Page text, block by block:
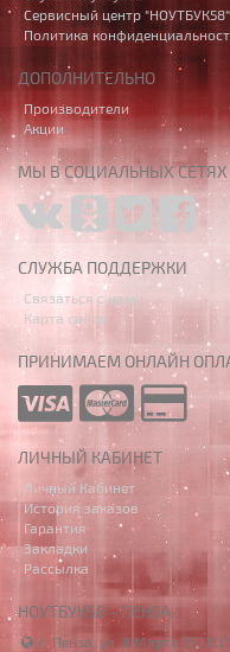
Сервисный центр "НОУТБУК58"
Политика
ДОПОЛНИТЕЛЬНО
Производители
Акции
МЫ В СОЦИАЛЬНЫХ СЕТЯХ
СЛУЖБА ПОДДЕРЖКИ
Связаться с нами
Карта сайта
ПРИНИМАЕМ ОНЛАЙН
ЛИЧНЫЙ КАБИНЕТ
Личный Кабинет
История заказов
Гарантия
Закладки
Рассылка
НОУТБУК58 - ПЕНЗА
г. Пенза, ул. 8 Марта 7Б,